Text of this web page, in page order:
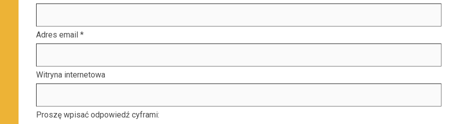
Adres email *
Witryna internetowa
Proszę wpisać odpowiedź cyframi: